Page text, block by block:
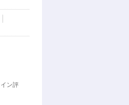
ン評